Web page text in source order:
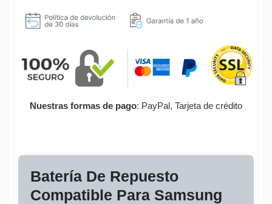
Nuestras formas de pago: PayPal, Tarjeta de crédito
Batería De Repuesto
Compatible Para Samsung